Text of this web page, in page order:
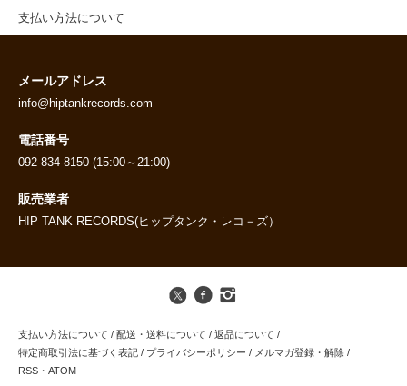
支払い方法について
メールアドレス
info@hiptankrecords.com
電話番号
092-834-8150 (15:00～21:00)
販売業者
HIP TANK RECORDS(ヒップタンク・レコ－ズ）
支払い方法について / 配送・送料について / 返品について /
特定商取引法に基づく表記 / プライバシーポリシー / メルマガ登録・解除 /
RSS ・ ATOM